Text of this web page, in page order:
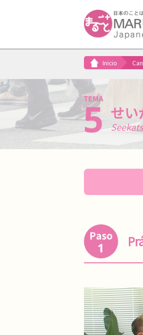
Inicio
せい